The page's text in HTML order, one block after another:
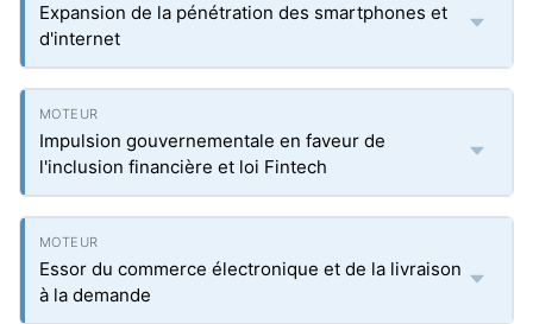
Expansion de la pénétration des smartphones et
d'internet
Impulsion gouvernementale en faveur de
l'inclusion financière et loi Fintech
Essor du commerce électronique et de la livraison
à la demande